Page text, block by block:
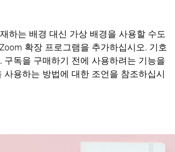
하는 배경 대신 가상 배경을 사용할 수도
확장 프로그램을 추가하십시오. 기호
독을 구매하기 전에 사용하려는 기능을
용하는 방법에 대한 조언을 참조하십시